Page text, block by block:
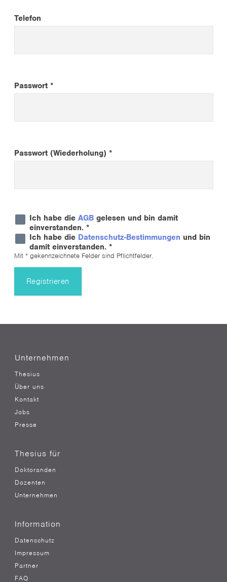
Telefon
Passwort *
Passwort (Wiederholung) *
Ich habe die AGBgelesen und bin damit
einverstanden. *
Ich habe die Datenschutz-Bestimmungen und bin
damit einverstanden. *
Mit * gekennzeichnete Felder sind Pflichtfelder.
Registrieren
Unternehmen
Thesius
Über uns
Kontakt
Jobs
Presse
Thesius für
Doktoranden
Dozenten
Unternehmen
Information
Datenschutz
Impressum
Partner
FAQ